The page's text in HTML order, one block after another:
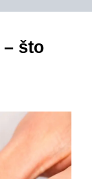
– što